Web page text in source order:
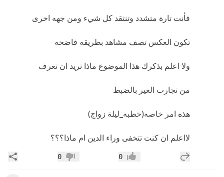
فأنت تارة متشدد وتنتقد كل شيء ومن جهه اخرى
تكون العكس تصف مشاهد بطريقه فاضحه
ولا اعلم بذكرك هذا الموضوع ماذا تريد ان تعرف
من تجارب الغير بالضبط
هذه امر خاصه(خطبه_ليلة زواج)
لااعلم ان كنت تتخفى وراء الدين ام ماذا؟؟؟
إضافة رد جديد إعجاب0 عدم إعجاب
0